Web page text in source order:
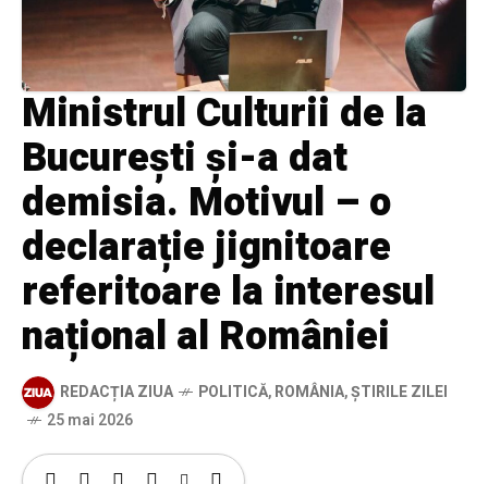
Ministrul Culturii de la
București și-a dat
demisia. Motivul – o
declarație jignitoare
referitoare la interesul
național al României
REDACȚIA ZIUA POLITICĂ,ROMÂNIA,ȘTIRILE ZILEI
25 mai 2026